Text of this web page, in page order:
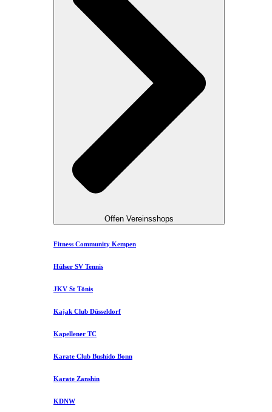
Offen Vereinsshops
Fitness Community Kempen
Hülser SV Tennis
JKV St Tönis
Kajak Club Düsseldorf
Kapellener TC
Karate Club Bushido Bonn
Karate Zanshin
KDNW